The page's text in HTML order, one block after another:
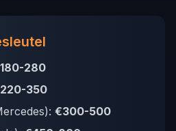
280
350
€300-500